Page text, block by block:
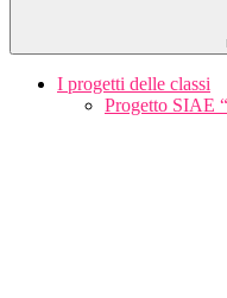
I progetti delle classi
Progetto SIAE